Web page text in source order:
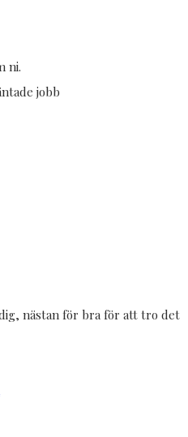
ni.
jobb
nästan för bra för att tro det